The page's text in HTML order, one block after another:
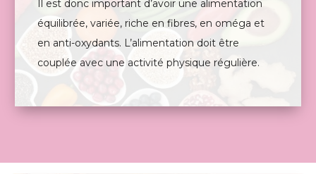
Il est donc important d’avoir une alimentation
équilibrée, variée, riche en fibres, en oméga et
en anti-oxydants. L’alimentation doit être
couplée avec une activité physique régulière.